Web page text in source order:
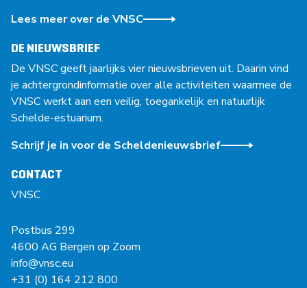
Lees meer over de VNSC
DE NIEUWSBRIEF
De VNSC geeft jaarlijks vier nieuwsbrieven uit. Daarin vind
je achtergrondinformatie over alle activiteiten waarmee de
VNSC werkt aan een veilig, toegankelijk en natuurlijk
Schelde-estuarium.
Schrijf je in voor de Scheldenieuwsbrief
CONTACT
VNSC
Postbus 299
4600 AG Bergen op Zoom
info@vnsc.eu
+31 (0) 164 212 800